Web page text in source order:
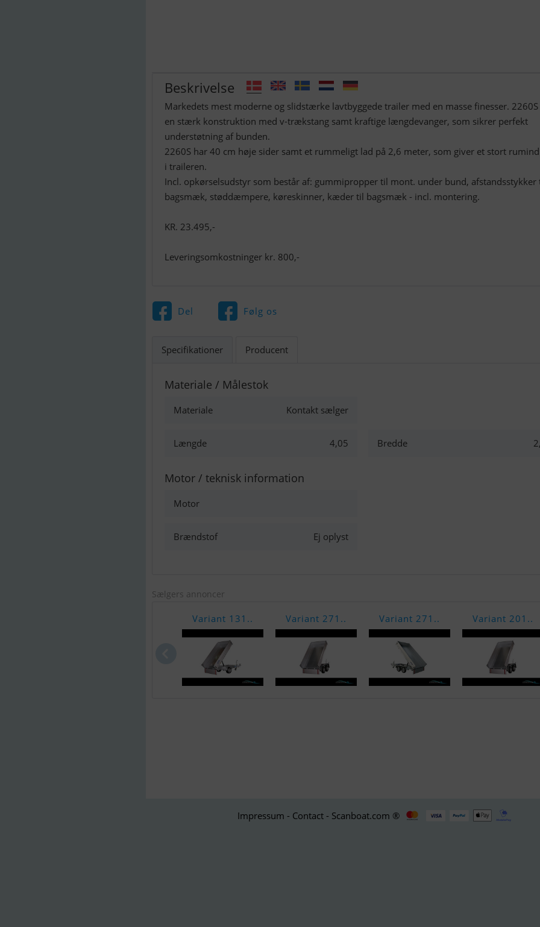
Beskrivelse
Markedets mest moderne og slidstærke lavtbyggede trailer med en masse finesser.
en stærk konstruktion med v-trækstang samt kraftige længdevanger, som sikrer perfekt
understøtning af bunden.
2260S har 40 cm høje sider samt et rummeligt lad på 2,6 meter, som giver et stort
i traileren.
Incl. opkørselsudstyr som består af: gummipropper til mont. under bund, afstandsstykker
bagsmæk, støddæmpere, køreskinner, kæder til bagsmæk - incl. montering.
KR. 23.495,-
Leveringsomkostninger kr. 800,-
Del Følg os
Specifikationer Producent
Materiale / Målestok
Materiale Kontakt sælger
Længde 4,05 Bredde
Motor / teknisk information
Motor
Brændstof Ej oplyst
Sælgers annoncer
Variant 131.. Variant 271.. Variant 271.. Variant 201..
Impressum - Contact - Scanboat.com ®